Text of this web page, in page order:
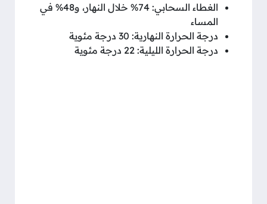
الغطاء السحابي: 74% خلال النهار، و48% في
المساء
درجة الحرارة النهارية: 30 درجة مئوية
درجة الحرارة الليلية: 22 درجة مئوية